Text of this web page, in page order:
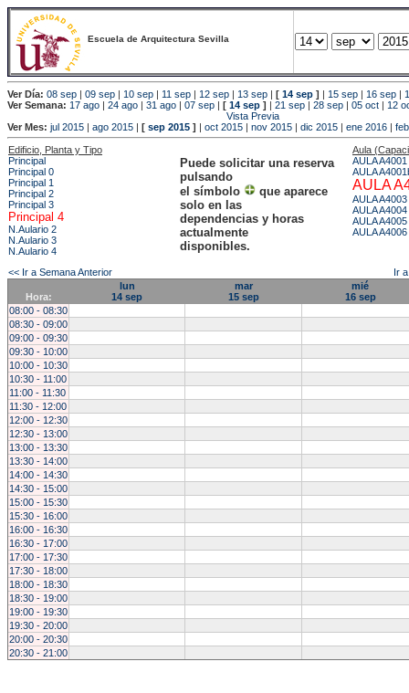
Escuela de Arquitectura Sevilla
Ver Día: 08 sep | 09 sep | 10 sep | 11 sep | 12 sep | 13 sep | [ 14 sep ] | 15 sep | 16 sep |
Ver Semana: 17 ago | 24 ago | 31 ago | 07 sep | [ 14 sep ] | 21 sep | 28 sep | 05 oct | 12
Vista Previa
Ver Mes: jul 2015 | ago 2015 | [ sep 2015 ] | oct 2015 | nov 2015 | dic 2015 | ene 2016 |
Edificio, Planta y Tipo
Principal
Principal 0
Principal 1
Principal 2
Principal 3
Principal 4
N.Aulario 2
N.Aulario 3
N.Aulario 4
Puede solicitar una reserva
pulsando
el símbolo
que aparece
solo en las
dependencias y horas
actualmente
disponibles.
Aula
AULA A4001
AULA
AULA
AULA A4003
AULA A4004
AULA A4005
AULA A4006
<< Ir a Semana Anterior Ir
Hora:
lun
14 sep
mar
15 sep
mié
16 sep
08:00 - 08:30
08:30 - 09:00
09:00 - 09:30
09:30 - 10:00
10:00 - 10:30
10:30 - 11:00
11:00 - 11:30
11:30 - 12:00
12:00 - 12:30
12:30 - 13:00
13:00 - 13:30
13:30 - 14:00
14:00 - 14:30
14:30 - 15:00
15:00 - 15:30
15:30 - 16:00
16:00 - 16:30
16:30 - 17:00
17:00 - 17:30
17:30 - 18:00
18:00 - 18:30
18:30 - 19:00
19:00 - 19:30
19:30 - 20:00
20:00 - 20:30
20:30 - 21:00